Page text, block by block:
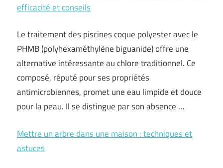
efficacité et conseils
Le traitement des piscines coque polyester avec le
PHMB (polyhexaméthylène biguanide) offre une
alternative intéressante au chlore traditionnel. Ce
composé, réputé pour ses propriétés
antimicrobiennes, promet une eau limpide et douce
pour la peau. Il se distingue par son absence …
Mettre un arbre dans une maison : techniques et
astuces